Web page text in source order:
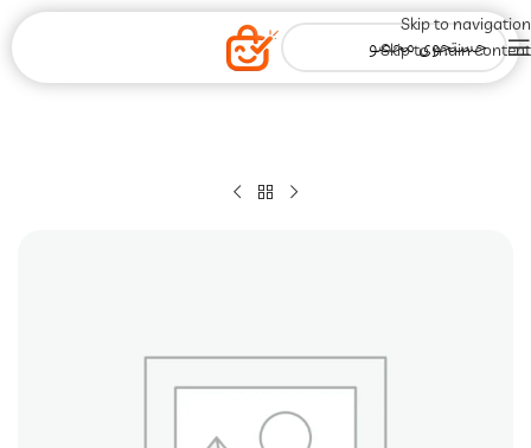
Skip to navigation
Skip to main content